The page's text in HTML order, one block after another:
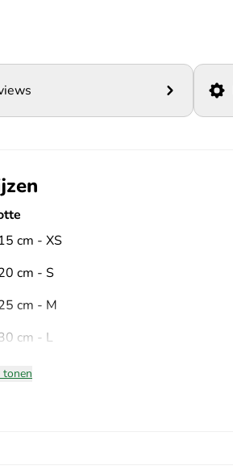
cm - XS
cm - S
cm - M
cm - L
tonen